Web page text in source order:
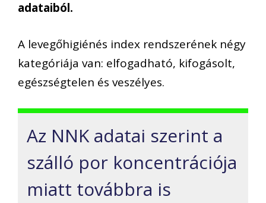
adataiból.
A levegőhigiénés index rendszerének négy
kategóriája van: elfogadható, kifogásolt,
egészségtelen és veszélyes.
Az NNK adatai szerint a
szálló por koncentrációja
miatt továbbra is